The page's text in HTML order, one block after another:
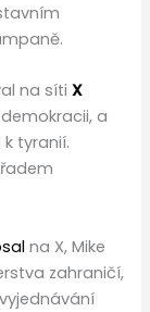
na sítiX
a
tyranií.
na X, Mike
zahraničí,